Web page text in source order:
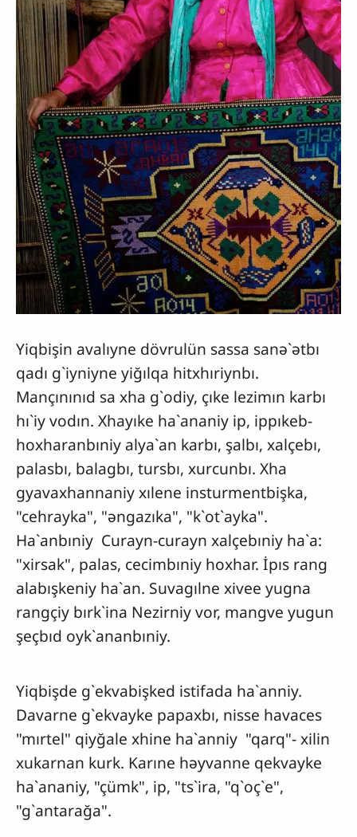
Yiqbişin avalıyne dövrulün sassa sanə`ətbı
qadı g`iyniyne yiğılqa hitxhıriynbı.
Mançınınıd sa xha g`odiy, çıke lezimın karbı
hı`iy vodın. Xhayıke ha`ananiy ip, ippıkeb-
hoxharanbıniy alya`an karbı, şalbı, xalçebı,
palasbı, balagbı, tursbı, xurcunbı. Xha
gyavaxhannaniy xılene insturmentbişka,
"cehrayka", "əngazıka", "k`ot`ayka".
Ha`anbıniy Curayn-curayn xalçebıniy ha`a:
"xirsak", palas, cecimbıniy hoxhar. İpıs rang
alabışkeniy ha`an. Suvagılne xivee yugna
rangçiy bırk`ina Nezirniy vor, mangve yugun
şeçbıd oyk`ananbıniy.
Yiqbişde g`ekvabişked istifada ha`anniy.
Davarne g`ekvayke papaxbı, nisse havaces
"mırtel" qiyğale xhine ha`anniy "qarq"- xilin
xukarnan kurk. Karıne həyvanne qekvayke
ha`ananiy, "çümk", ip, "ts`ira, "q`oç`e",
"g`antarağa".